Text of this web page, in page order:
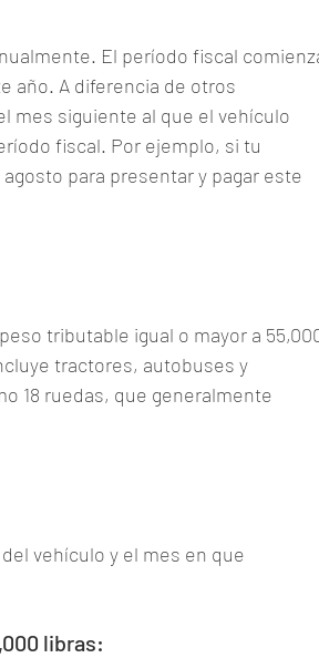
El período fiscal
año. A diferencia de otros
mes siguiente al que el vehículo
fiscal. Por ejemplo, si tu
para presentar y pagar este
tributable igual o mayor a
tractores, autobuses y
18 ruedas, que generalmente
vehículo y el mes en que
libras: